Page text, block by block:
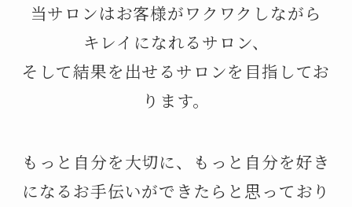
当サロンはお客様がワクワクしながら
キレイになれるサロン、
そして結果を出せるサロンを目指してお
ります。
もっと自分を大切に、もっと自分を好き
になるお手伝いができたらと思っており